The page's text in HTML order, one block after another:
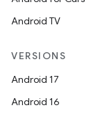
Android TV
VERSIONS
Android 17
Android 16